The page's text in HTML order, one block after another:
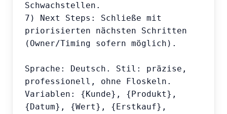
Schwachstellen.
7) Next Steps: Schließe mit
priorisierten nächsten Schritten
(Owner/Timing sofern möglich).
Sprache: Deutsch. Stil: präzise,
professionell, ohne Floskeln.
Variablen: {Kunde}, {Produkt},
{Datum}, {Wert}, {Erstkauf},